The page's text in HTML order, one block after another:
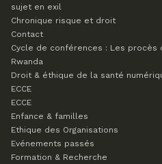
sujet en exil
Chronique risque et droit
Contact
Cycle de conférences : Les procès
Rwanda
Droit & éthique de la santé
ECCE
ECCE
Enfance & familles
Ethique des Organisations
Evénements passés
Formation & Recherche